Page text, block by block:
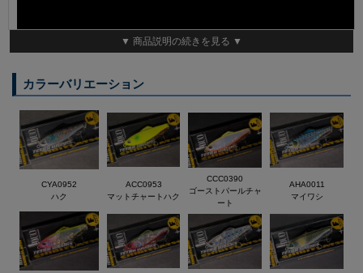
魅惑のパニックアクション！ ダイビングペンシル
テンポの良いロッドワークで誰でも簡単に逃げ惑うベイトを演出
するアクションが可能。
水面直下を逃げ惑うベイトのパニックダートアクションを容易に
▼ 商品説明の続きを見る ▼
カラーバリエーション
CYA0952
ハク
ACC0953
マットチャートハク
CCC0390
ゴーストパールチャ
ート
AHA0011
マイワシ